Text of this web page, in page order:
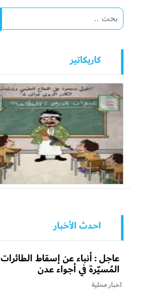
كاريكاتير
احدث الأخبار
عاجل : أنباء عن إسقاط الطائرات
المُسيّرة في أجواء عدن
اخبار محلية